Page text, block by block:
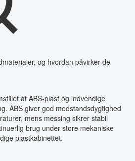
og hvordan påvirker de
af ABS-plast og indvendige
ABS giver god modstandsdygtighed
mens messing sikrer stabil
brug under store mekaniske
plastkabinettet.